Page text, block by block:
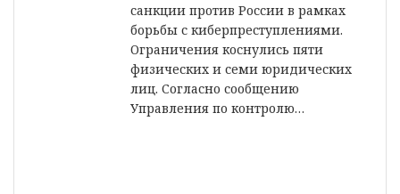
санкции против России в рамках
борьбы с киберпреступлениями.
Ограничения коснулись пяти
физических и семи юридических
лиц. Согласно сообщению
Управления по контролю…